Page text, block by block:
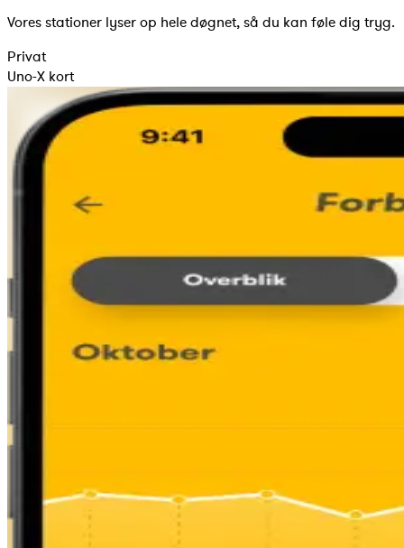
Vores stationer lyser op hele døgnet, så du kan føle dig tryg.
Privat
Uno-X kort